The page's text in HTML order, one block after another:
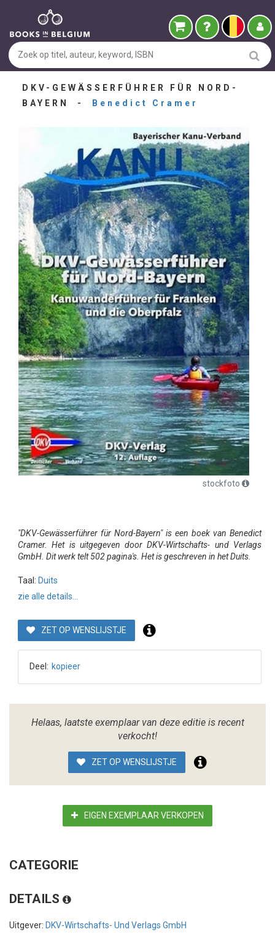
DKV-GEWÄSSERFÜHRER FÜR NORD-
BAYERN -
Benedict Cramer
stockfoto
"DKV-Gewässerführer für Nord-Bayern" is een boek van Benedict
Cramer. Het is uitgegeven door DKV-Wirtschafts- und Verlags
GmbH. Dit werk telt 502 pagina's. Het is geschreven in het Duits.
Taal: Duits
zie alle details...
ZET OP WENSLIJSTJE
Deel: kopieer
Helaas, laatste exemplaar van deze editie is recent
verkocht!
ZET OP WENSLIJSTJE
EIGEN EXEMPLAAR VERKOPEN
CATEGORIE
DETAILS
Uitgever: DKV-Wirtschafts- Und Verlags GmbH